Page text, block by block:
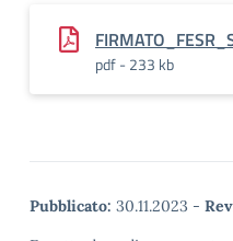
pdf - 233 kb
Pubblicato: 30.11.2023 -